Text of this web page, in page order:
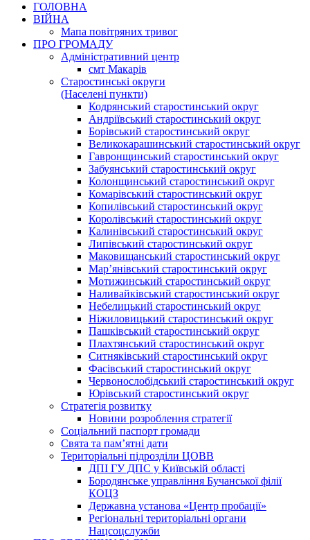
ГОЛОВНА
ВІЙНА
Мапа повітряних тривог
ПРО ГРОМАДУ
Aдміністративний центр
смт Макарів
Старостинські округи
(Населені пункти)
Кодрянський старостинський округ
Андріївський старостинський округ
Борівський старостинський округ
Великокарашинський старостинський округ
Гавронщинський старостинський округ
Забуянський старостинський округ
Колонщинський старостинський округ
Комарівський старостинський округ
Копилівський старостинський округ
Королівський старостинський округ
Калинівський старостинський округ
Липівський старостинський округ
Маковищанський старостинський округ
Мар’янівський старостинський округ
Мотижинський старостинський округ
Наливайківський старостинський округ
Небелицький старостинський округ
Ніжиловицький старостинський округ
Пашківський старостинський округ
Плахтянський старостинський округ
Ситняківський старостинський округ
Фасівський старостинський округ
Червонослобідський старостинський округ
Юрівський старостинський округ
Стратегія розвитку
Новини розроблення стратегії
Соціальний паспорт громади
Свята та пам’ятні дати
Територіальні підрозділи ЦОВВ
ДПІ ГУ ДПС у Київській області
Бородянське управління Бучанської філії
КОЦЗ
Державна установа «Центр пробації»
Регіональні територіальні органи
Нацсоцслужби